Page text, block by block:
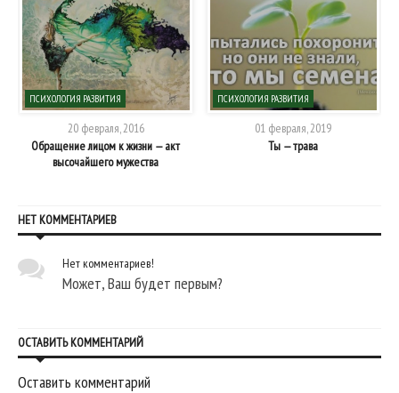
ПСИХОЛОГИЯ РАЗВИТИЯ
20 февраля, 2016
Обращение лицом к жизни — акт
высочайшего мужества
ПСИХОЛОГИЯ РАЗВИТИЯ
01 февраля, 2019
Ты — трава
НЕТ КОММЕНТАРИЕВ
Нет комментариев!
Может, Ваш будет первым?
ОСТАВИТЬ КОММЕНТАРИЙ
Оставить комментарий